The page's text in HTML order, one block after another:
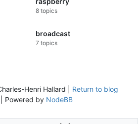
8 topics
broadcast
7 topics
Henri Hallard | Return to blog
| Powered by NodeBB